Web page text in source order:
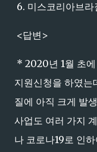
6. 미스코리아브
<답변>
* 2020년 1월 초
지원신청을 하였는
질에 아직 크게 발
사업도 여러 가지
나 코로나19로 인